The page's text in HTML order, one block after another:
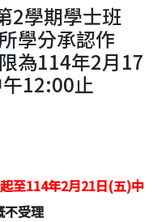
2學期學士班
學分承認作
為114年2月17
12:00止
起至114年2月21日(五)中
不受理